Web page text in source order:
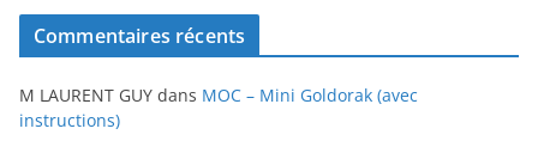
c
v
e
Commentaires récents
M LAURENT GUY dans MOC – Mini Goldorak (avec
instructions)